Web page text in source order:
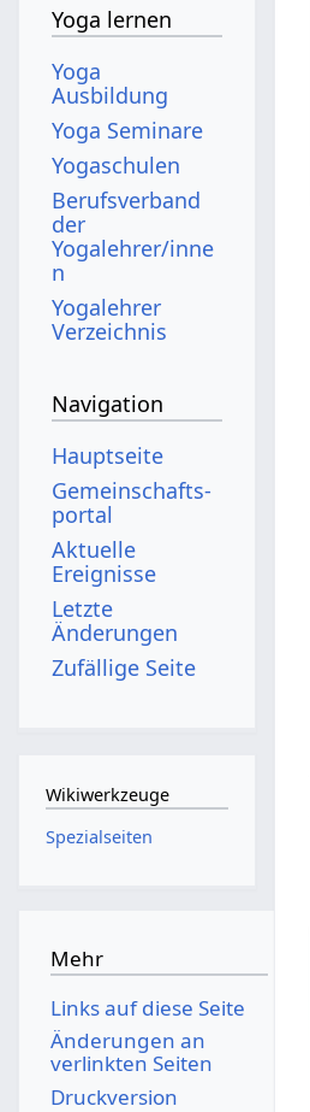
Yoga lernen
Yoga
Ausbildung
Yoga Seminare
Yogaschulen
Berufsverband
der
Yogalehrer/inne
n
Yogalehrer
Verzeichnis
Navigation
Hauptseite
Gemeinschafts­
portal
Aktuelle
Ereignisse
Letzte
Änderungen
Zufällige Seite
Wikiwerkzeuge
Spezialseiten
Mehr
Links auf diese Seite
Änderungen an
verlinkten Seiten
Druckversion